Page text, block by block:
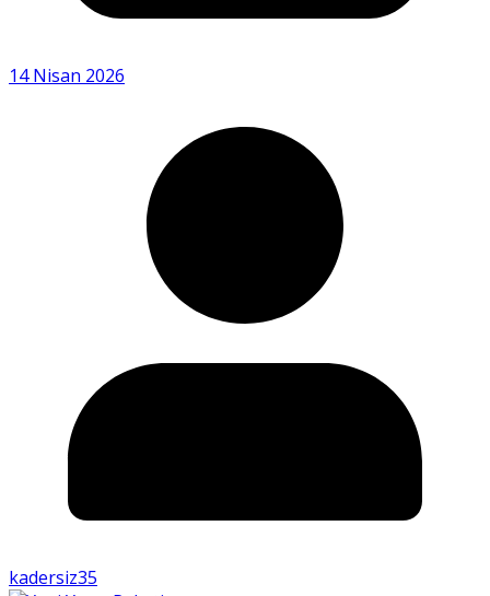
14 Nisan 2026
kadersiz35